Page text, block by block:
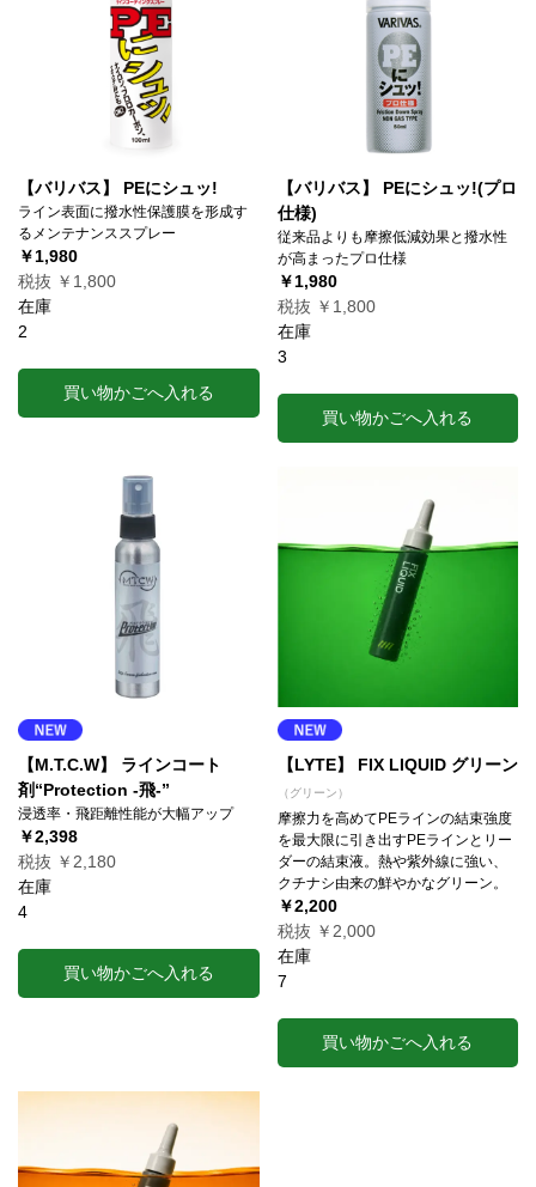
【バリバス】 PEにシュッ!
ライン表面に撥水性保護膜を形成す
るメンテナンススプレー
￥1,980
税抜 ￥1,800
在庫
2
買い物かごへ入れる
【バリバス】 PEにシュッ!(プロ
仕様)
従来品よりも摩擦低減効果と撥水性
が高まったプロ仕様
￥1,980
税抜 ￥1,800
在庫
3
買い物かごへ入れる
【M.T.C.W】 ラインコート
剤“Protection -飛-”
浸透率・飛距離性能が大幅アップ
￥2,398
税抜 ￥2,180
在庫
4
買い物かごへ入れる
【LYTE】 FIX LIQUID グリーン
（グリーン）
摩擦力を高めてPEラインの結束強度
を最大限に引き出すPEラインとリー
ダーの結束液。熱や紫外線に強い、
クチナシ由来の鮮やかなグリーン。
￥2,200
税抜 ￥2,000
在庫
7
買い物かごへ入れる